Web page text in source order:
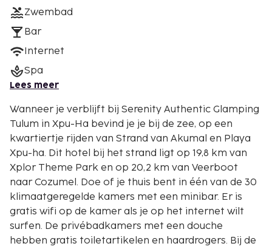
Zwembad
Bar
Internet
Spa
Lees meer
Wanneer je verblijft bij Serenity Authentic Glamping
Tulum in Xpu-Ha bevind je je bij de zee, op een
kwartiertje rijden van Strand van Akumal en Playa
Xpu-ha. Dit hotel bij het strand ligt op 19,8 km van
Xplor Theme Park en op 20,2 km van Veerboot
naar Cozumel. Doe of je thuis bent in één van de 30
klimaatgeregelde kamers met een minibar. Er is
gratis wifi op de kamer als je op het internet wilt
surfen. De privébadkamers met een douche
hebben gratis toiletartikelen en haardrogers. Bij de